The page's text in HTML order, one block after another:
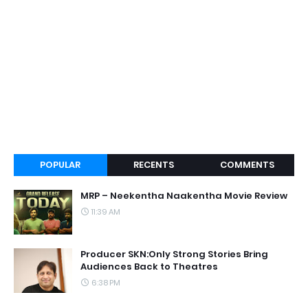
POPULAR RECENTS COMMENTS
MRP – Neekentha Naakentha Movie Review
11:39 AM
Producer SKN:Only Strong Stories Bring
Audiences Back to Theatres
6:38 PM